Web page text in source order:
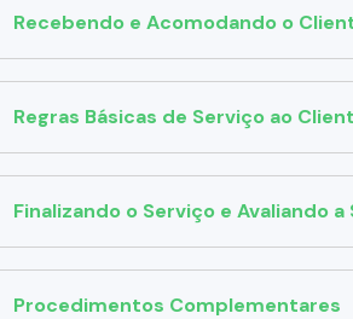
Recebendo e Acomodando o
Regras Básicas de Serviço ao
Finalizando o Serviço e Avaliando
Procedimentos Complementares